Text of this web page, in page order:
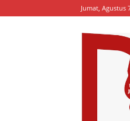
Jumat, Agustus